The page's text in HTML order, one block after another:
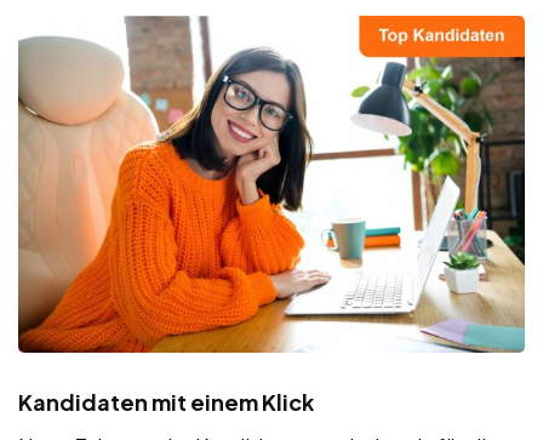
Kandidaten mit einem Klick